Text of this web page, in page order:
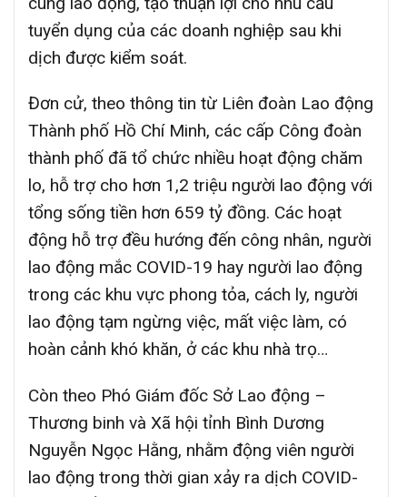
tuyển dụng của các doanh nghiệp sau khi
dịch được kiểm soát.
Đơn cử, theo thông tin từ Liên đoàn Lao động
Thành phố Hồ Chí Minh, các cấp Công đoàn
thành phố đã tổ chức nhiều hoạt động chăm
lo, hỗ trợ cho hơn 1,2 triệu người lao động với
tổng sống tiền hơn 659 tỷ đồng. Các hoạt
động hỗ trợ đều hướng đến công nhân, người
lao động mắc COVID-19 hay người lao động
trong các khu vực phong tỏa, cách ly, người
lao động tạm ngừng việc, mất việc làm, có
hoàn cảnh khó khăn, ở các khu nhà trọ…
Còn theo Phó Giám đốc Sở Lao động –
Thương binh và Xã hội tỉnh Bình Dương
Nguyễn Ngọc Hằng, nhằm động viên người
lao động trong thời gian xảy ra dịch COVID-